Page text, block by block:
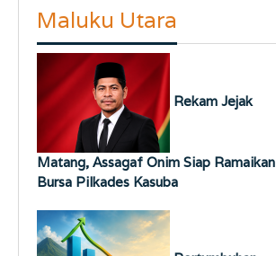
Maluku Utara
Rekam Jejak
Matang, Assagaf Onim Siap Ramaikan
Bursa Pilkades Kasuba